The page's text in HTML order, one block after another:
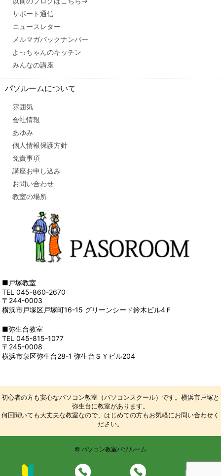
サポート通信
ニュースレター
メルマガバックナンバー
よっちゃんのキッチン
みんなの講座
パソルームについて
雰囲気
会社情報
あゆみ
個人情報保護方針
免責事項
講座お申し込み
お問い合わせ
教室の場所
■戸塚教室
TEL 045-860-2670
〒244-0003
横浜市戸塚区戸塚町16-15 グリーンシード鈴木ビル4Ｆ
■弥生台教室
TEL 045-815-1077
〒245-0008
横浜市泉区弥生台28-1 弥生台ＳＹビル204
初心者の方も安心なパソコン教室（パソコンスクール）です。横浜市戸塚と
弥生台に教室があります。
何回聞いても大丈夫な教室なので、はじめての方もお気軽にお問い合わせく
ださい。
© パソコン教室パソルーム